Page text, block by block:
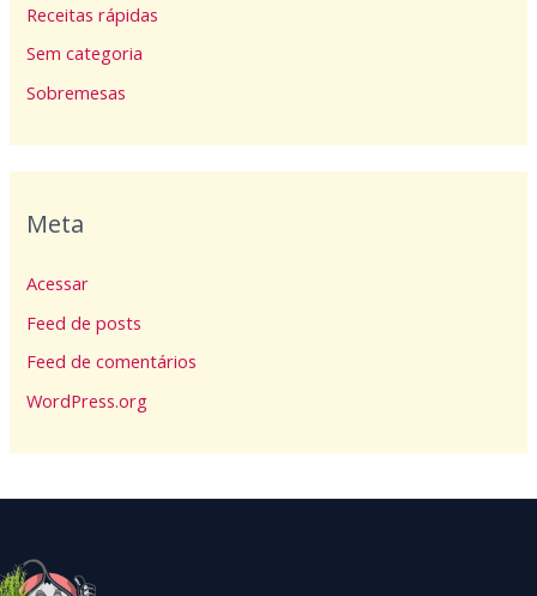
Receitas rápidas
Sem categoria
Sobremesas
Meta
Acessar
Feed de posts
Feed de comentários
WordPress.org